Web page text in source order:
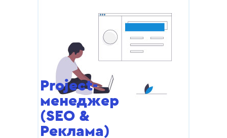
Project-
менеджер
(SEO &
Реклама)